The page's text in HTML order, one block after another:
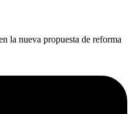
la nueva propuesta de reforma